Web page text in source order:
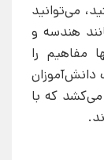
می‌توانید
هندسه و
مفاهیم را
دانش‌آموزان
که با